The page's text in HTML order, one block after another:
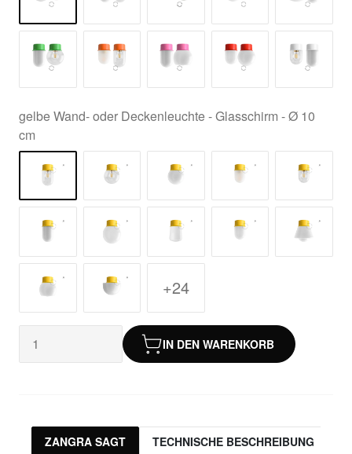
gelbe Wand- oder Deckenleuchte - Glasschirm - Ø 10
cm
+24
IN DEN WARENKORB
ZANGRA SAGT TECHNISCHE BESCHREIBUNG